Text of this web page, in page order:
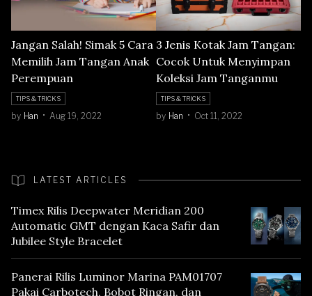
Jangan Salah! Simak 5 Cara
Memilih Jam Tangan Anak
Perempuan
TIPS & TRICKS
by Han Aug 19, 2022
3 Jenis Kotak Jam Tangan:
Cocok Untuk Menyimpan
Koleksi Jam Tanganmu
TIPS & TRICKS
by Han Oct 11, 2022
LATEST ARTICLES
Timex Rilis Deepwater Meridian 200
Automatic GMT dengan Kaca Safir dan
Jubilee Style Bracelet
Panerai Rilis Luminor Marina PAM01707
Pakai Carbotech, Bobot Ringan, dan